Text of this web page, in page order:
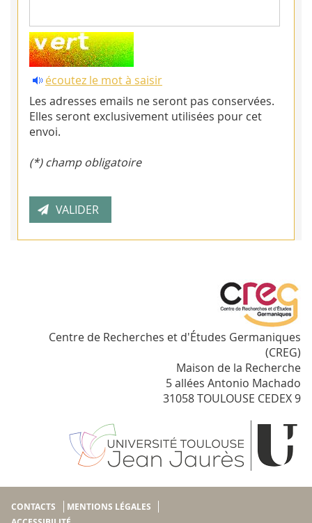
écoutez le mot à saisir
Les adresses emails ne seront pas conservées.
Elles seront exclusivement utilisées pour cet
envoi.
(*) champ obligatoire
Centre de Recherches et d'Études Germaniques
(CREG)
Maison de la Recherche
5 allées Antonio Machado
31058 TOULOUSE CEDEX 9
CONTACTS
MENTIONS LÉGALES